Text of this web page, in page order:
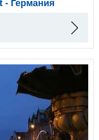
- Германия